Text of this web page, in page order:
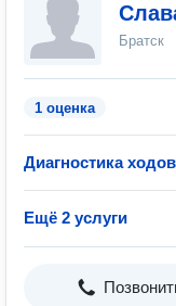
Братск
1 оценка
Диагностика
Ещё 2 услуги